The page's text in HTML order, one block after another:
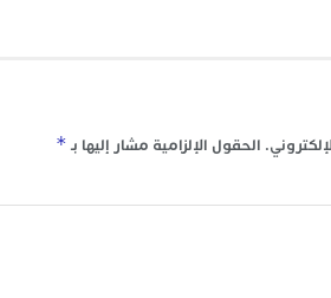
الحقول الإلزامية مشار إليها بـ*